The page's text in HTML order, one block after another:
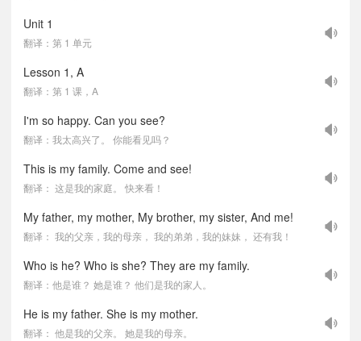
Unit 1
翻译：第 1 单元
Lesson 1, A
翻译：第 1 课，A
I'm so happy. Can you see?
翻译：我太高兴了。 你能看见吗？
This is my family. Come and see!
翻译： 这是我的家庭。 快来看！
My father, my mother, My brother, my sister, And me!
翻译： 我的父亲，我的母亲， 我的弟弟，我的妹妹， 还有我！
Who is he? Who is she? They are my family.
翻译：他是谁？ 她是谁？ 他们是我的家人。
He is my father. She is my mother.
翻译： 他是我的父亲。 她是我的母亲。